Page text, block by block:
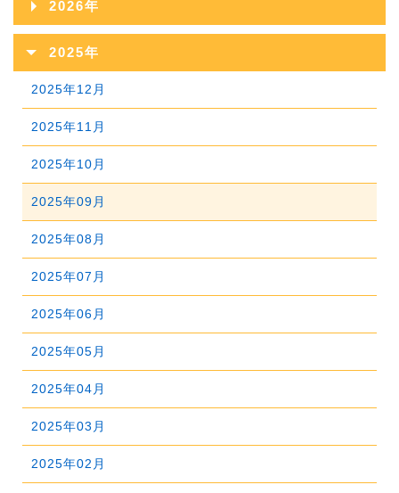
2026年
2026年08月
2026年07月
2026年06月
2026年05月
2026年04月
2026年03月
2026年02月
2026年01月
2025年
2025年12月
2025年11月
2025年10月
2025年09月
2025年08月
2025年07月
2025年06月
2025年05月
2025年04月
2025年03月
2025年02月